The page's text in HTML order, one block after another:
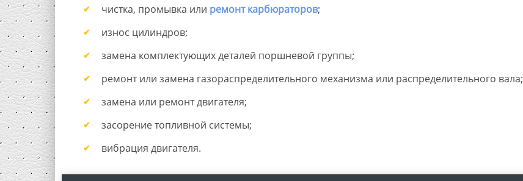
чистка, промывка или ремонт карбюраторов;
износ цилиндров;
замена комплектующих деталей поршневой группы;
ремонт или замена газораспределительного механизма или распределительного вала;
замена или ремонт двигателя;
засорение топливной системы;
вибрация двигателя.